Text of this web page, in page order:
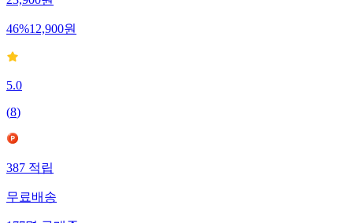
23,900원
46%12,900원
5.0
(8)
387적립
무료배송